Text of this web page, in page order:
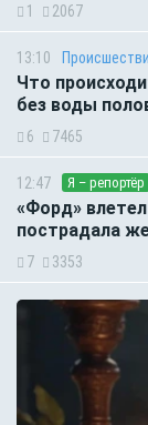
1 2067
13:10
Что
без воды
6 7465
12:47 Я – репортёр
«Форд»
пострадала
7 3353